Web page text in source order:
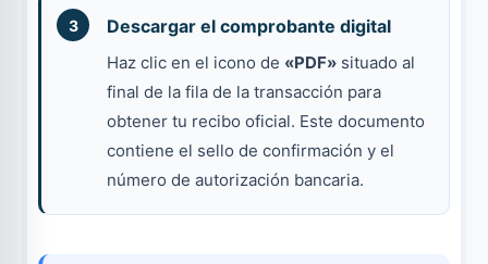
Descargar el comprobante digital
Haz clic en el icono de «PDF» situado al
final de la fila de la transacción para
obtener tu recibo oficial. Este documento
contiene el sello de confirmación y el
número de autorización bancaria.